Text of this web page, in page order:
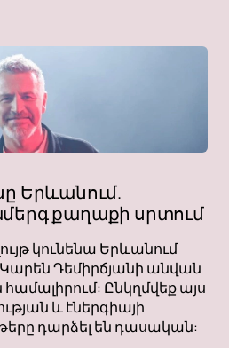
Երևանում.
քաղաքի սրտում
կունենա Երևանում
Դեմիրճյանի անվան
Ընկղմվեք այս
և էներգիայի
դարձել են դասական: